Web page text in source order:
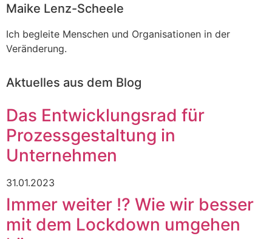
Maike Lenz-Scheele
Ich begleite Menschen und Organisationen in der
Veränderung.
Aktuelles aus dem Blog
Das Entwicklungsrad für
Prozessgestaltung in
Unternehmen
31.01.2023
Immer weiter !? Wie wir besser
mit dem Lockdown umgehen